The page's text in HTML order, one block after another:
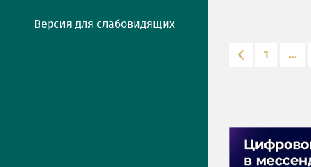
Версия для слабовидящих
1 ...